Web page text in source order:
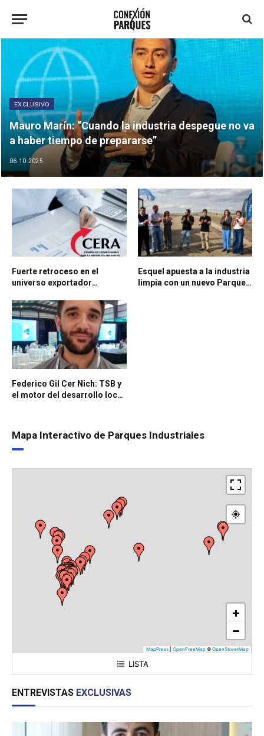
EXCLUSIVO
Mauro Marín: “Cuando la industria despegue no va
a haber tiempo de prepararse”
06.10.2025
Fuerte retroceso en el
universo exportador
manufactureras, entre las
más afectadas
Esquel apuesta a la industria
limpia con un nuevo Parque
Federico Gil Cer Nich: TSB y
el motor del desarrollo local
Mapa Interactivo de Parques Industriales
Sector Industrial Planificado (SIP) Chacabuco
Sector Industrial Planificado Mixto "Reconquista"
Parque Industrial Fernández Oro
+
−
MapPress OpenFreeMap © OpenStreetMap
LISTA
ENTREVISTAS EXCLUSIVAS